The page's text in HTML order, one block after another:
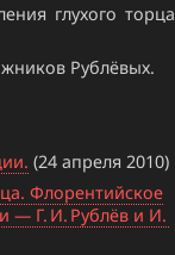
глухого торца
Рублёвых.
(24 апреля 2010)
Флорентийское
— Г. И. Рублёв и И.